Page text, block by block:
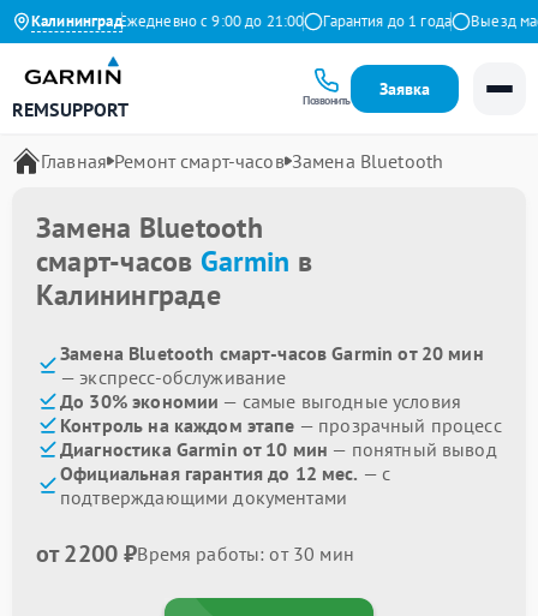
Калининград
на Яндекс Ежедневно с 9:00 до 21:00 Гарантия до 1 года Выезд
REMSUPPORT Позвонить
Заявка
Главная Ремонт смарт-часов Замена Bluetooth
Замена Bluetooth
смарт-часов Garmin в
Калининграде
Замена Bluetooth смарт-часов Garmin от 20 мин
— экспресс-обслуживание
До 30% экономии — самые выгодные условия
Контроль на каждом этапе — прозрачный процесс
Диагностика Garmin от 10 мин — понятный вывод
Официальная гарантия до 12 мес. — с
подтверждающими документами
от 2200 ₽Время работы: от 30 мин